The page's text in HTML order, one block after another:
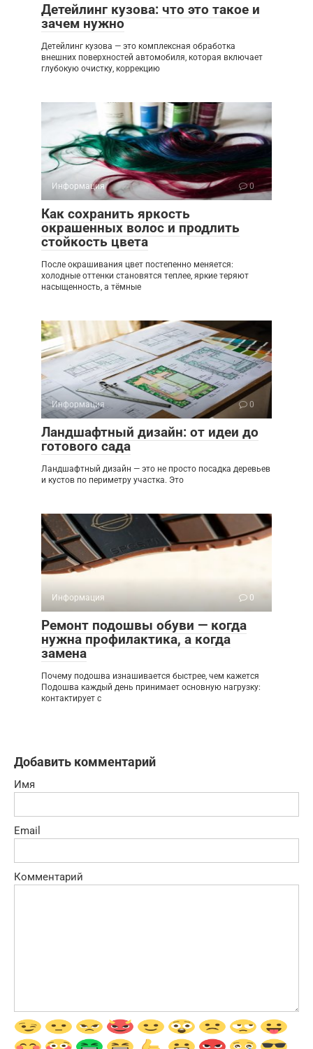
Детейлинг кузова: что это такое и
зачем нужно
Детейлинг кузова — это комплексная обработка
внешних поверхностей автомобиля, которая включает
глубокую очистку, коррекцию
Информация 0
Как сохранить яркость
окрашенных волос и продлить
стойкость цвета
После окрашивания цвет постепенно меняется:
холодные оттенки становятся теплее, яркие теряют
насыщенность, а тёмные
Информация 0
Ландшафтный дизайн: от идеи до
готового сада
Ландшафтный дизайн — это не просто посадка деревьев
и кустов по периметру участка. Это
Информация 0
Ремонт подошвы обуви — когда
нужна профилактика, а когда
замена
Почему подошва изнашивается быстрее, чем кажется
Подошва каждый день принимает основную нагрузку:
контактирует с
Добавить комментарий
Имя
Email
Комментарий